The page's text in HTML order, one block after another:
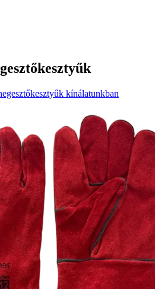
kínálatunkban